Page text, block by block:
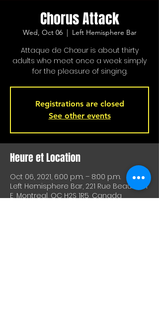
Chorus Attack
Wed, Oct 06
  |
Left Hemisphere Bar
Attaque de Chœur is about thirty
adults who meet once a week simply
for the pleasure of singing.
Registrations are closed
See other events
Heure et Location
Oct 06, 2021, 6:00 p.m. – 8:00 p.m.
Left Hemisphere Bar, 221 Rue Beaubien
E, Montreal, QC H2S 1R5, Canada